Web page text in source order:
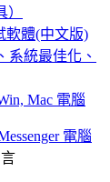
軟體(中文版)
系統最佳化、
Mac 電腦
電腦